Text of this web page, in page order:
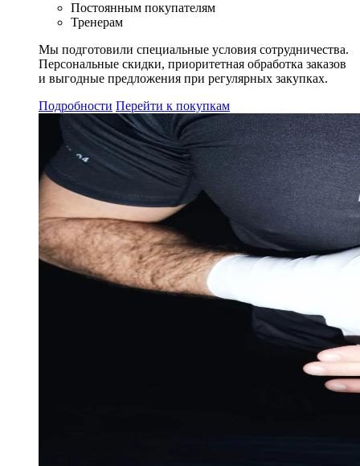
Постоянным покупателям
Тренерам
Мы подготовили специальные условия сотрудничества.
Персональные скидки, приоритетная обработка заказов
и выгодные предложения при регулярных закупках.
Подробности Перейти к покупкам